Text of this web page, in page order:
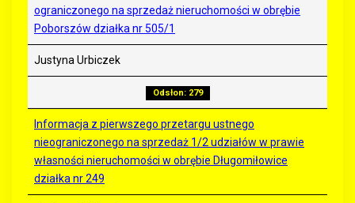
ograniczonego na sprzedaż nieruchomości w obrębie
Poborszów działka nr 505/1
Justyna Urbiczek
Odsłon: 279
Informacja z pierwszego przetargu ustnego
nieograniczonego na sprzedaż 1/2 udziałów w prawie
własności nieruchomości w obrębie Długomiłowice
działka nr 249